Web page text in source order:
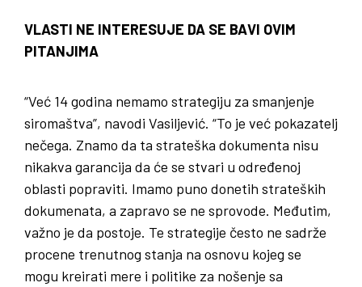
VLASTI NE INTERESUJE DA SE BAVI OVIM
PITANJIMA
“Već 14 godina nemamo strategiju za smanjenje
siromaštva”, navodi Vasiljević. “To je već pokazatelj
nečega. Znamo da ta strateška dokumenta nisu
nikakva garancija da će se stvari u određenoj
oblasti popraviti. Imamo puno donetih strateških
dokumenata, a zapravo se ne sprovode. Međutim,
važno je da postoje. Te strategije često ne sadrže
procene trenutnog stanja na osnovu kojeg se
mogu kreirati mere i politike za nošenje sa